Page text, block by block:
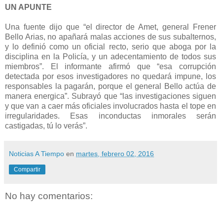
UN APUNTE
Una fuente dijo que “el director de Amet, general Frener
Bello Arias, no apañará malas acciones de sus subalternos,
y lo definió como un oficial recto, serio que aboga por la
disciplina en la Policía, y un adecentamiento de todos sus
miembros”. El informante afirmó que “esa corrupción
detectada por esos investigadores no quedará impune, los
responsables la pagarán, porque el general Bello actúa de
manera energica”. Subrayó que “las investigaciones siguen
y que van a caer más oficiales involucrados hasta el tope en
irregularidades. Esas inconductas inmorales serán
castigadas, tú lo verás”.
Noticias A Tiempo en martes, febrero 02, 2016
Compartir
No hay comentarios: